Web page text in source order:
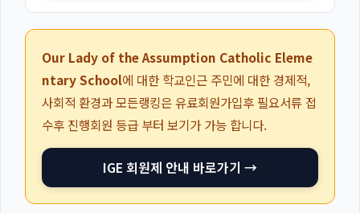
Our Lady of the Assumption Catholic Eleme
ntary School에 대한 학교인근 주민에 대한 경제적,
사회적 환경과 모든랭킹은 유료회원가입후 필요서류 접
수후 진행회원 등급 부터 보기가 가능 합니다.
IGE 회원제 안내 바로가기 →